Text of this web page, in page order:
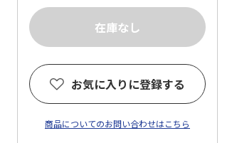
お気に入りに登録する
商品についてのお問い合わせはこちら